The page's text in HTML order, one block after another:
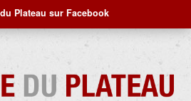
Plateau sur Facebook